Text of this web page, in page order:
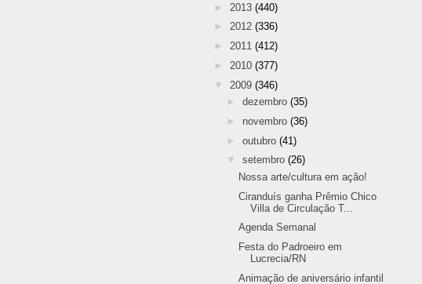
► 2013 (440)
► 2012 (336)
► 2011 (412)
► 2010 (377)
▼ 2009 (346)
► dezembro (35)
► novembro (36)
► outubro (41)
▼ setembro (26)
Nossa arte/cultura em ação!
Ciranduís ganha Prêmio Chico
Villa de Circulação T...
Agenda Semanal
Festa do Padroeiro em
Lucrecia/RN
Animação de aniversário infantil